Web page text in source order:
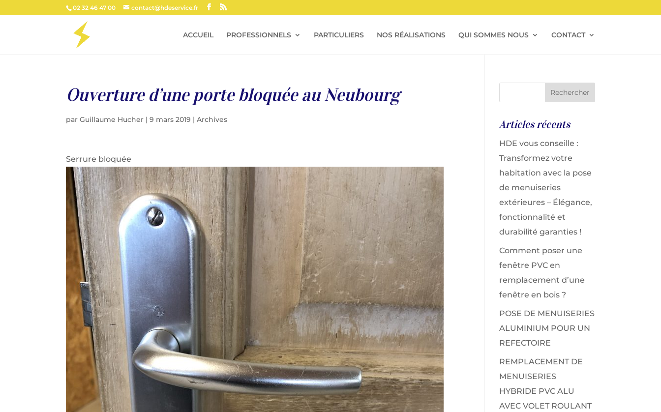
02 32 46 47 00 contact@hdeservice.fr
ACCUEIL PROFESSIONNELS PARTICULIERS NOS RÉALISATIONS QUI SOMMES NOUS CONTACT
Ouverture d’une porte bloquée au Neubourg
parGuillaume Hucher |9 mars 2019 |Archives
Serrure bloquée
Articles récents
HDE vous conseille :
Transformez votre
habitation avec la pose
de menuiseries
extérieures – Élégance,
fonctionnalité et
durabilité garanties !
Comment poser une
fenêtre PVC en
remplacement d’une
fenêtre en bois ?
POSE DE MENUISERIES
ALUMINIUM POUR UN
REFECTOIRE
REMPLACEMENT DE
MENUISERIES
HYBRIDE PVC ALU
AVEC VOLET ROULANT